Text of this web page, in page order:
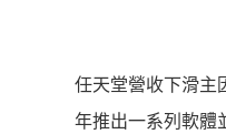
任天堂營收下滑主
年推出一系列軟體